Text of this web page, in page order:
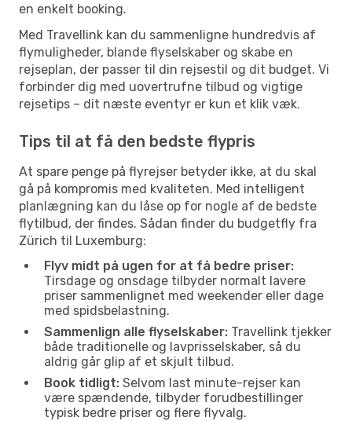
en enkelt booking.
Med Travellink kan du sammenligne hundredvis af
flymuligheder, blande flyselskaber og skabe en
rejseplan, der passer til din rejsestil og dit budget. Vi
forbinder dig med uovertrufne tilbud og vigtige
rejsetips – dit næste eventyr er kun et klik væk.
Tips til at få den bedste flypris
At spare penge på flyrejser betyder ikke, at du skal
gå på kompromis med kvaliteten. Med intelligent
planlægning kan du låse op for nogle af de bedste
flytilbud, der findes. Sådan finder du budgetfly fra
Zürich til Luxemburg:
Flyv midt på ugen for at få bedre priser:
Tirsdage og onsdage tilbyder normalt lavere
priser sammenlignet med weekender eller dage
med spidsbelastning.
Sammenlign alle flyselskaber: Travellink tjekker
både traditionelle og lavprisselskaber, så du
aldrig går glip af et skjult tilbud.
Book tidligt: Selvom last minute-rejser kan
være spændende, tilbyder forudbestillinger
typisk bedre priser og flere flyvalg.